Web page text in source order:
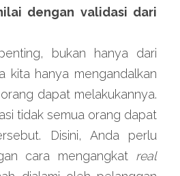
dengan validasi dari
bukan hanya dari
kita hanya mengandalkan
dapat melakukannya.
tidak semua orang dapat
Disini, Anda perlu
cara mengangkat real